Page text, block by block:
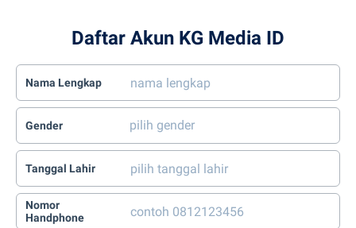
Daftar Akun KG Media ID
Nama Lengkap
Gender
Tanggal Lahir
Nomor
Handphone